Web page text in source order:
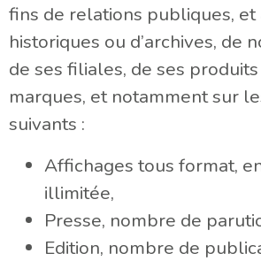
fins de relations publiques, et
historiques ou d’archives, de
de ses filiales, de ses
marques, et notamment sur
suivants :
Affichages tous format,
illimitée,
Presse, nombre de
Edition, nombre de